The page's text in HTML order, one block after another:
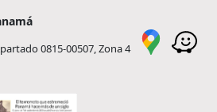
0815-00507, Zona 4